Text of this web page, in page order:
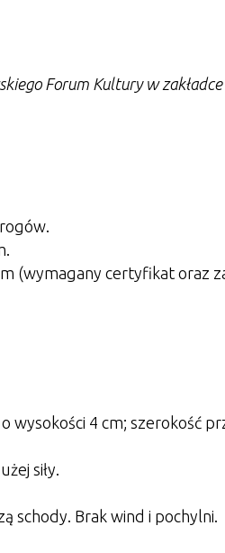
Forum Kultury w
(wymagany certyfikat oraz
4 cm; szerokość
siły.
schody. Brak wind i pochylni.